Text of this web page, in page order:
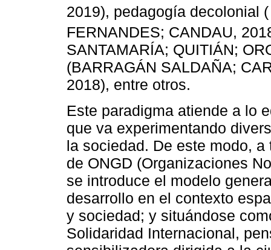
2019), pedagogía decolonial
FERNANDES; CANDAU,
SANTAMARÍA; QUITIÁN;
(BARRAGÁN SALDAÑA;
2018), entre otros.
Este paradigma atiende a lo
que va experimentando
la sociedad. De este modo,
de ONGD (Organizaciones
se introduce el modelo
desarrollo en el contexto
y sociedad; y situándose
Solidaridad Internacional,